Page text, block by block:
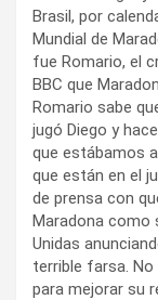
Brasil, por
Mundial de
fue Romario, el
BBC que
Romario sabe
jugó Diego y
que estábamos
que están en el
de prensa con
Maradona como
Unidas
terrible farsa. No
para mejorar su